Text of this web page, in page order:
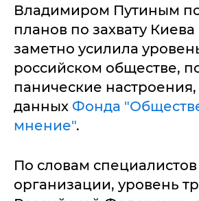
Владимиром Путиным
планов по захвату
заметно усилила
российском обществе,
панические настроения,
данных Фонда
мнение".
По словам
организации, уровень